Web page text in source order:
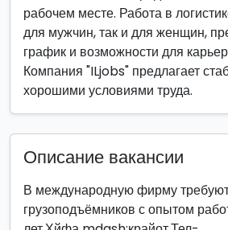
рабочем месте. Работа в
для мужчин, так и для женщин,
график и возможности для
Компания "ILjobs" предлагает
хорошими условиями труда.
Описание вакансии
В международную фирму
грузоподъёмников с опытом